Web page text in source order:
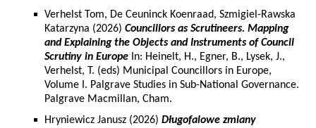
Verhelst Tom, De Ceuninck Koenraad, Szmigiel-Rawska
Katarzyna (2026) Councillors as Scrutineers. Mapping
and Explaining the Objects and Instruments of Council
Scrutiny in Europe In: Heinelt, H., Egner, B., Lysek, J.,
Verhelst, T. (eds) Municipal Councillors in Europe,
Volume I. Palgrave Studies in Sub-National Governance.
Palgrave Macmillan, Cham.
Hryniewicz Janusz (2026) Długofalowe zmiany